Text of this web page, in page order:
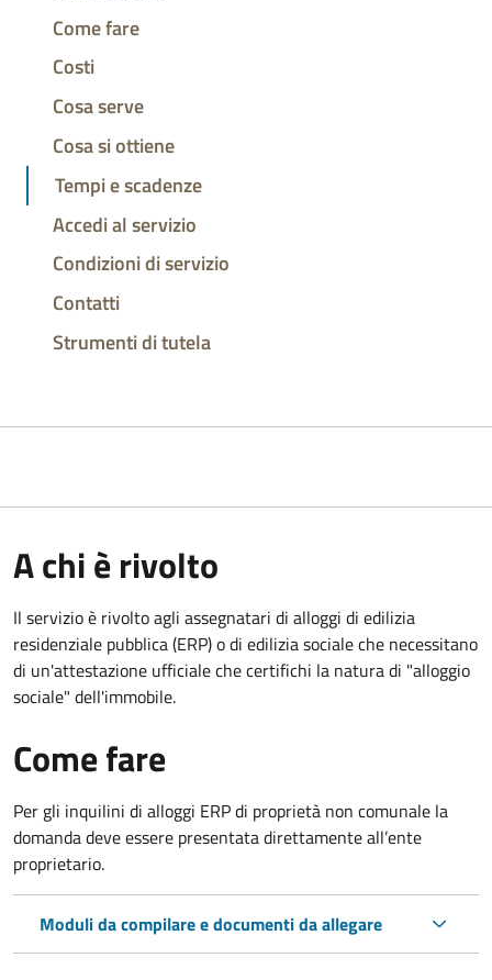
Come fare
Costi
Cosa serve
Cosa si ottiene
Tempi e scadenze
Accedi al servizio
Condizioni di servizio
Contatti
Strumenti di tutela
A chi è rivolto
Il servizio è rivolto agli assegnatari di alloggi di edilizia
residenziale pubblica (ERP) o di edilizia sociale che necessitano
di un'attestazione ufficiale che certifichi la natura di "alloggio
sociale" dell'immobile.
Come fare
Per gli inquilini di alloggi ERP di proprietà non comunale la
domanda deve essere presentata direttamente all’ente
proprietario.
Moduli da compilare e documenti da allegare